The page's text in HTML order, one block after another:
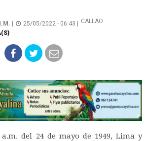
25/05/2022 - 06:43 |
CALLAO
a.m. del 24 de mayo de 1949, Lima y